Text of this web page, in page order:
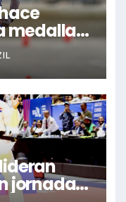
medalla
jornada